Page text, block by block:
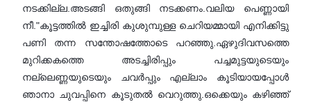
നടക്കില്ല.അടങ്ങി ഒതുങ്ങി നടക്കണം.വലിയ പെണ്ണായി
നീ."കൂട്ടത്തിൽ ഇച്ചിരി കുശുമ്പുള്ള ചെറിയമ്മായി എനിക്കിട്ടു
പണി തന്ന സന്തോഷത്തോടെ പറഞ്ഞു.ഏഴുദിവസത്തെ
മുറിക്കകത്തെ അടച്ചിരിപ്പും പച്ചമുട്ടയുടെയും
നല്ലെണ്ണയുടെയും ചവർപ്പും എല്ലാം കൂടിയായപ്പോൾ
ഞാനാ ചുവപ്പിനെ കൂടുതൽ വെറുത്തു.ഒക്കെയും കഴിഞ്ഞ്